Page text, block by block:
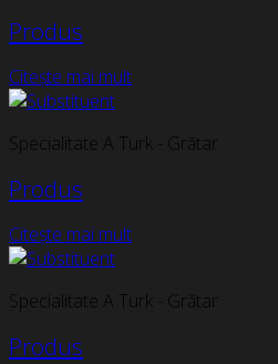
Produs
Citește mai mult
Specialitate A Turk - Grătar
Produs
Citește mai mult
Specialitate A Turk - Grătar
Produs